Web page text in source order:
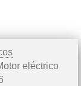
eléctrico